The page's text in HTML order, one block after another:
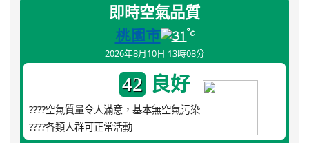
即時空氣品質
桃園市 31°c
2026年8月10日 13時08分
42 良好
????空氣質量令人滿意，基本無空氣污染
????各類人群可正常活動